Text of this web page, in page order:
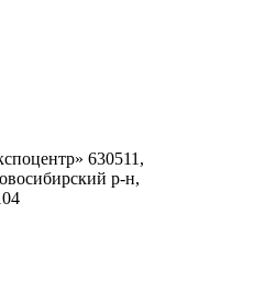
630511,
р-н,